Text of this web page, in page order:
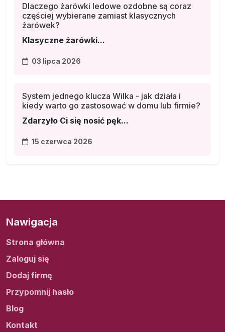
Dlaczego żarówki ledowe ozdobne są coraz
częściej wybierane zamiast klasycznych
żarówek?
Klasyczne żarówki...
03 lipca 2026
System jednego klucza Wilka - jak działa i
kiedy warto go zastosować w domu lub firmie?
Zdarzyło Ci się nosić pęk...
15 czerwca 2026
Nawigacja
Strona główna
Zaloguj się
Dodaj firmę
Przypomnij hasło
Blog
Kontakt